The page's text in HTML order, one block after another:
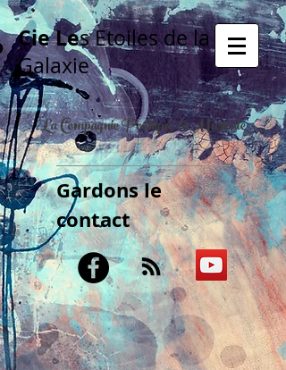
Cie Les Etoiles de la
Galaxie
La Compagnie Poétique & Musicale
Gardons le
contact